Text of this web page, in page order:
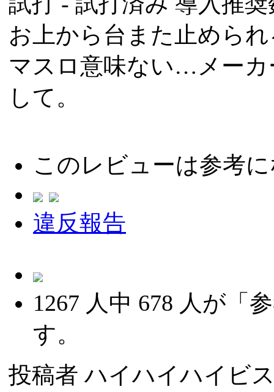
お上から台また止めら
マスロ意味ない…メーカ
して。
このレビューは参考
違反報告
1267 人中 678 人が「
す。
投稿者ハイハイハイビ